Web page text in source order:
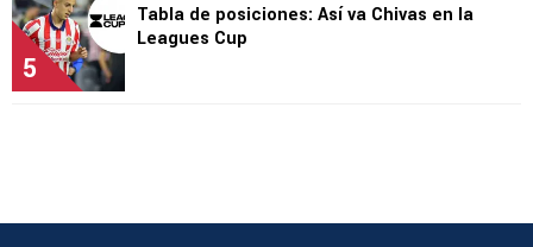
5
Tabla de posiciones: Así va Chivas en la
Leagues Cup